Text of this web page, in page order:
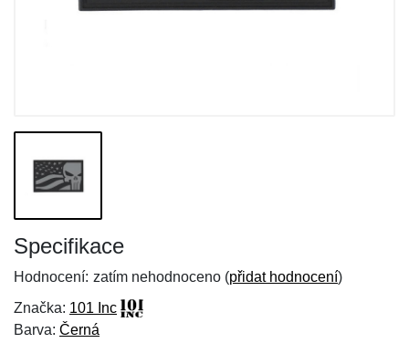
Specifikace
Hodnocení: zatím nehodnoceno (přidat hodnocení)
Značka: 101 Inc
Barva: Černá